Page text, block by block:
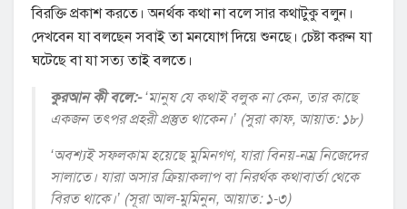
49ers jersey
ajwebcode
secretsummits.com
aguilas cibaeñas jersey
blog.urbanflowers
ajwebcode
ajwebcode
blog.natvitasuplementos.com.br
বিরক্তি প্রকাশ করতে। অনর্থক কথা না বলে সার কথাটুকু বলুন।
দেখবেন যা বলছেন সবাই তা মনযোগ দিয়ে শুনছে। চেষ্টা করুন যা
ঘটেছে বা যা সত্য তাই বলতে।
কুরআন কী বলে:-‘মানুষ যে কথাই বলুক না কেন, তার কাছে
একজন তৎপর প্রহরী প্রস্তুত থাকেন।’ (সুরা কাফ, আয়াত: ১৮)
‘অবশ্যই সফলকাম হয়েছে মুমিনগণ, যারা বিনয়-নম্র নিজেদের
সালাতে। যারা অসার ক্রিয়াকলাপ বা নিরর্থক কথাবার্তা থেকে
বিরত থাকে।’ (সূরা আল-মুমিনুন, আয়াত: ১-৩)